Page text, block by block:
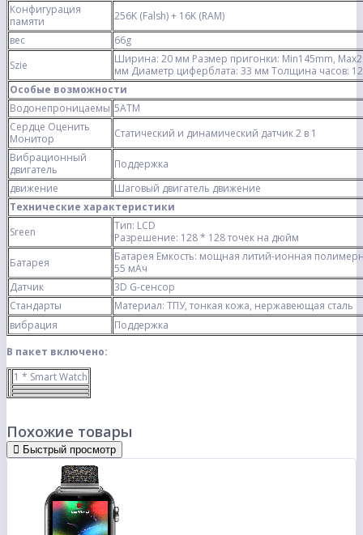
Конфигурация
памяти
256K (Falsh) + 16K (RAM)
вес
66g
Szie
Ширина: 20 мм Размер пригонки: Min145mm,
мм Диаметр циферблата: 33 мм Толщина часов:
Особые возможности
Водонепроницаемы 5ATM
Сердце Оценить
Монитор
Статический и динамический датчик 2 в 1
Вибрационный
двигатель
Поддержка
движение
Шаговый двигатель движение
Технические характеристики
Sreen
Тип: LCD
Разрешение: 128 * 128 точек на дюйм
Батарея
Батарея Емкость: мощная литий-ионная
55 мАч
Датчик
3D G-сенсор
Стандарты
Материал: ТПУ, тонкая кожа, нержавеющая сталь
вибрация
Поддержка
В пакет включено:
1 * Smart Watch
Похожие товары
Быстрый просмотр